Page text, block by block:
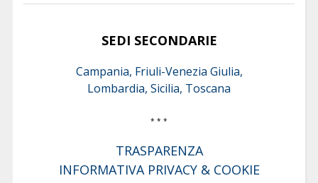
SEDI SECONDARIE
Campania, Friuli-Venezia Giulia,
Lombardia, Sicilia, Toscana
* * *
TRASPARENZA
INFORMATIVA PRIVACY & COOKIE